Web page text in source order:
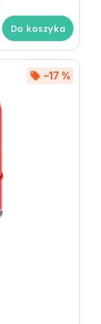
Do koszyka
–17 %